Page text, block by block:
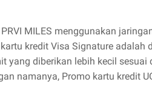
PRVI MILES menggunakan
kredit Visa Signature
yang diberikan lebih kecil
namanya, Promo kartu kredit